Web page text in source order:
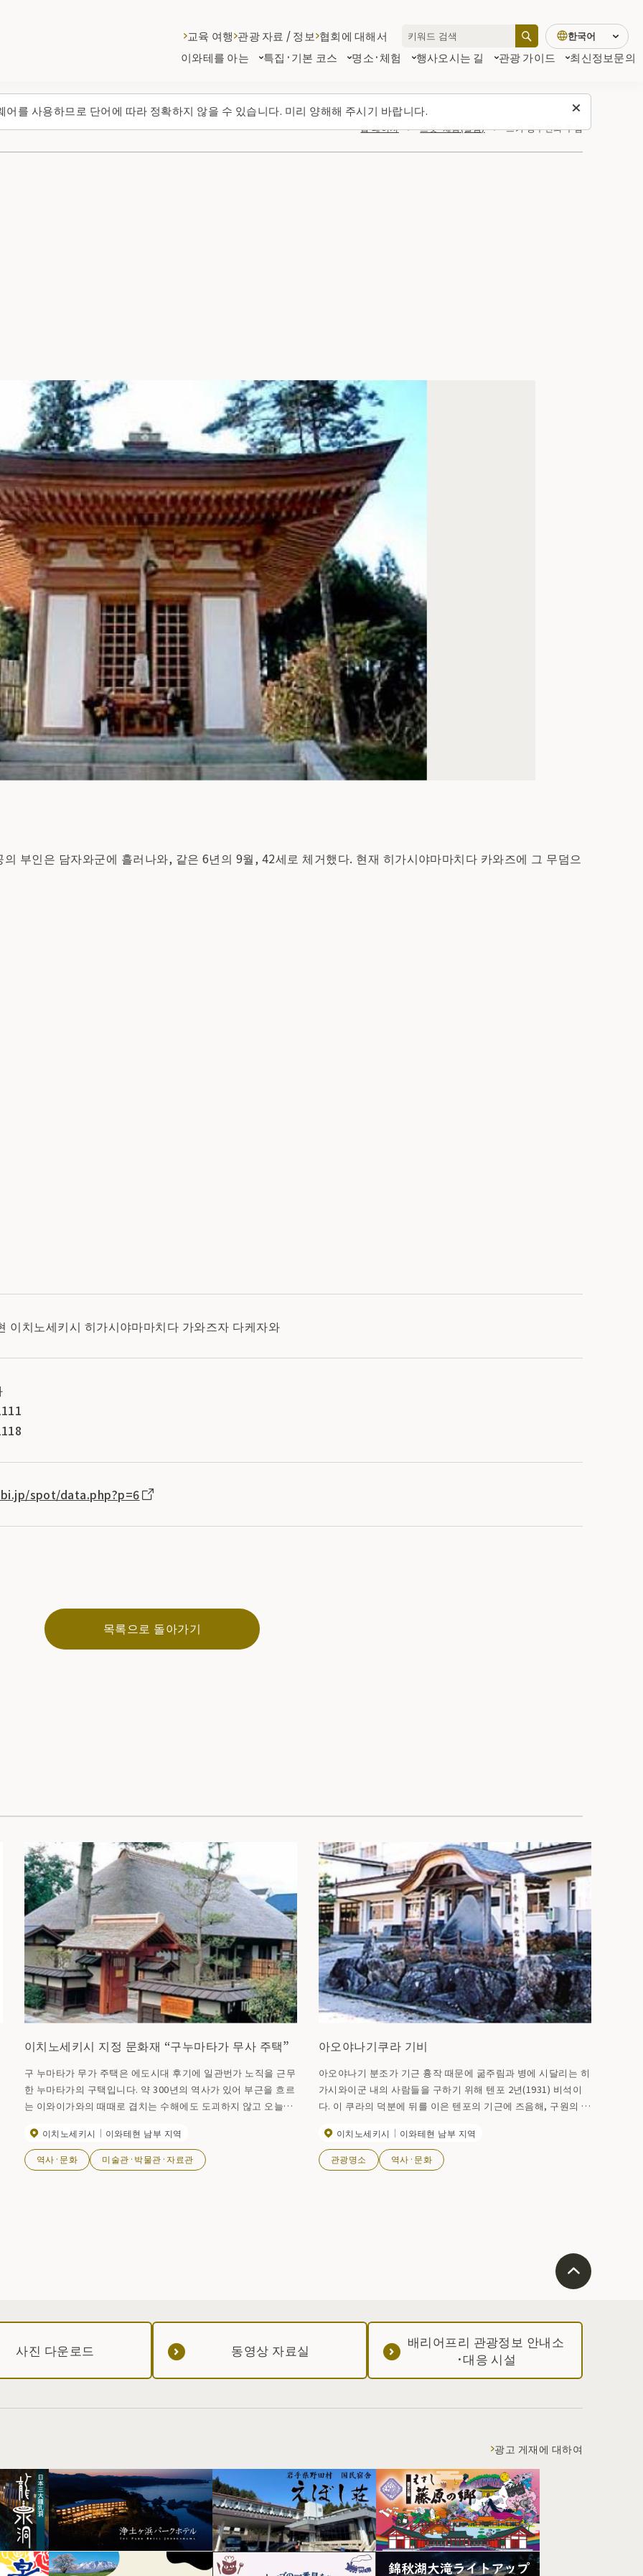
어를 사용하므로 단어에 따라 정확하지 않을 수 있습니다. 미리 양해해 주시기 바랍니다.
이와테를 아는 특집·기본 코스 명소·체험 행사오시는 길 관광 가이드 최신정보문의
교육 여행 관광 자료 / 정보 협회에 대해서 한국어
탑 페이지 스폿・체험(일람) 스가 공부인의 무덤
부인은 담자와군에 흘러나와, 같은 6년의 9월, 42세로 체거했다. 현재 히가시야마마치다 카와즈에 그 무덤으
이치노세키시 히가시야마마치다 가와즈자 다케자와
spot/data.php?p=6
목록으로 돌아가기
이치노세키시 지정 문화재 “구누마타가 무사 주택”
구 누마타가 무가 주택은 에도시대 후기에 일관번가 노직을 근무
한 누마타가의 구택입니다. 약 300년의 역사가 있어 부근을 흐르
는 이와이가와의 때때로 겹치는 수해에도 도괴하지 않고 오늘에
과 환경 정비를 실시해 상급 무가 유구로서는 현내에서도 굴지인
이 주택을 헤세이 15년 4월보다 일반적으로 공개하고 있습니다.
이치노세키시 이와테현 남부 지역
역사·문화 미술관·박물관·자료관
아오야나기쿠라 기비
아오야나기 분조가 기근 흉작 때문에 굶주림과 병에 시달리는 히
가시와이군 내의 사람들을 구하기 위해 텐포 2년(1931) 비석이
다. 이 쿠라의 덕분에 뒤를 이은 텐포의 기근에 즈음해, 구원의 손
사는 없었다고 한다. 분조는 이렇게 구황의 대은인일 뿐만 아니
라, 센다이에는 세상을 위해 사람을 위해 생각해 아오야나기 문
고를 창설했다. 우리 국공공 도서관의 시조라고 믿는 사람이다.
이치노세키시 이와테현 남부 지역
관광명소 역사·문화
사진 다운로드 동영상 자료실
배리어프리 관광정보 안내소
·대응 시설
광고 게재에 대하여